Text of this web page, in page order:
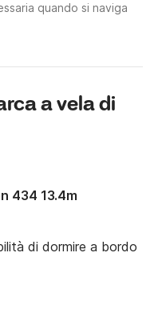
quando si naviga
a vela di
434 13.4m
di dormire a bordo